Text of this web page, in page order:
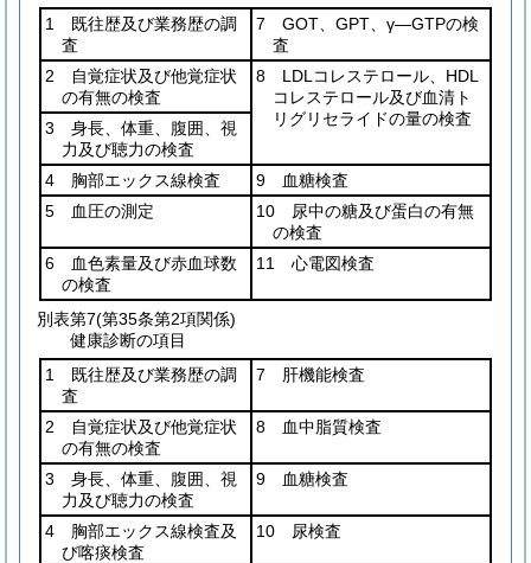
1 既往歴及び業務歴の調
査
7 GOT、GPT、γ―GTPの検
査
2 自覚症状及び他覚症状
の有無の検査
8 LDLコレステロール、HDL
コレステロール及び血清ト
リグリセライドの量の検査
3 身長、体重、腹囲、視
力及び聴力の検査
4 胸部エックス線検査
9 血糖検査
5 血圧の測定
10 尿中の糖及び蛋白の有無
の検査
6 血色素量及び赤血球数
の検査
11 心電図検査
別表第7(第35条第2項関係)
健康診断の項目
1 既往歴及び業務歴の調
査
7 肝機能検査
2 自覚症状及び他覚症状
の有無の検査
8 血中脂質検査
3 身長、体重、腹囲、視
力及び聴力の検査
9 血糖検査
4 胸部エックス線検査及
び喀痰検査
10 尿検査